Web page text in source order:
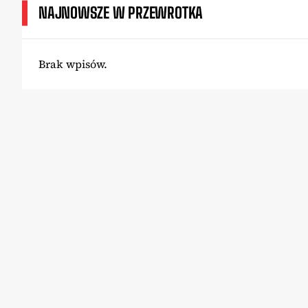
NAJNOWSZE W PRZEWROTKA
Brak wpisów.